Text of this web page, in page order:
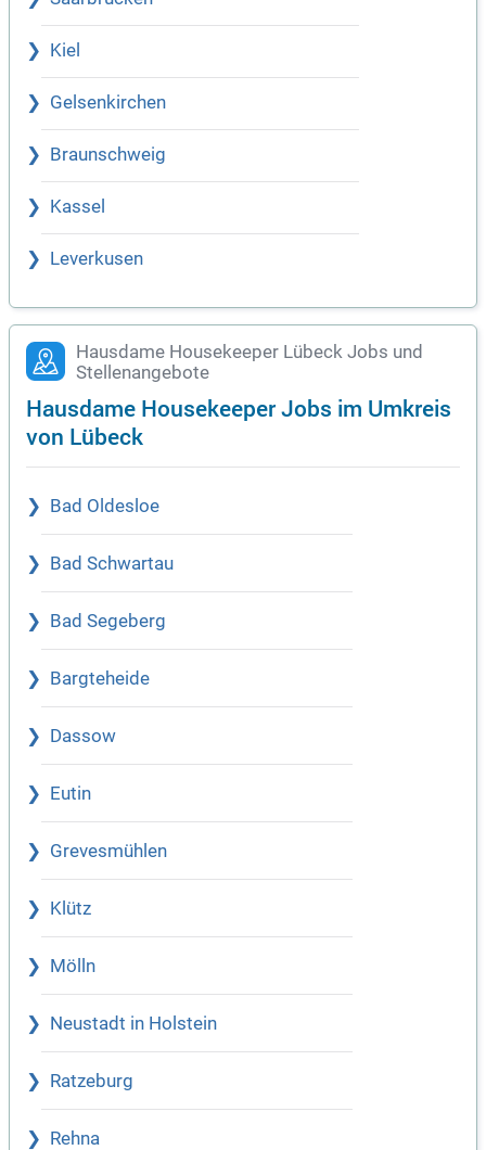
Kiel
Gelsenkirchen
Braunschweig
Kassel
Leverkusen
Hausdame Housekeeper Lübeck Jobs und
Stellenangebote
Hausdame Housekeeper Jobs im Umkreis
von Lübeck
Bad Oldesloe
Bad Schwartau
Bad Segeberg
Bargteheide
Dassow
Eutin
Grevesmühlen
Klütz
Mölln
Neustadt in Holstein
Ratzeburg
Rehna